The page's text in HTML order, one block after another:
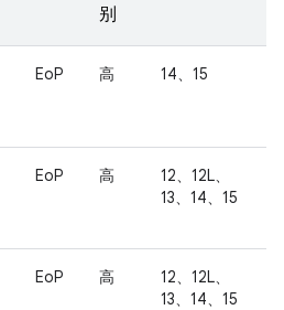
别
EoP 高 14、15
EoP 高
12、12L、
13、14、15
EoP 高
12、12L、
13、14、15